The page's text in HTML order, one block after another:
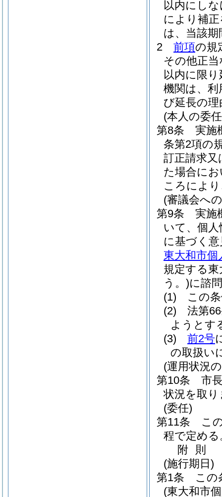
以内にし
により補
は、当該
2
前項の規
その他正
以内に限
機関は、利
び延長の
(本人の委
第8条
実施
条第2項の
訂正請求
た場合に
ころによ
(審議会へ
第9条
実施
いて、個
に基づく
東大和市個
規定する
う。)に諮
(1)
この
(2)
法第
ようとす
(3)
前2号
の取扱い
(運用状況
第10条
市
状況を取
(委任)
第11条
こ
程で定める
附 則
(施行期日)
第1条
この
(東大和市